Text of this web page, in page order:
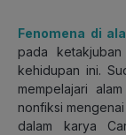
Fenomena di
pada
kehidupan ini.
mempelajari
nonfiksi
dalam karya